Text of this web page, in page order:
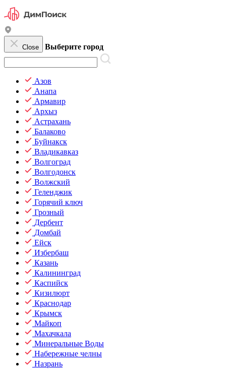
Close Выберите город
Азов
Анапа
Армавир
Архыз
Астрахань
Балаково
Буйнакск
Владикавказ
Волгоград
Волгодонск
Волжский
Геленджик
Горячий ключ
Грозный
Дербент
Домбай
Ейск
Избербаш
Казань
Калининград
Каспийск
Кизилюрт
Краснодар
Крымск
Майкоп
Махачкала
Минеральные Воды
Набережные челны
Назрань